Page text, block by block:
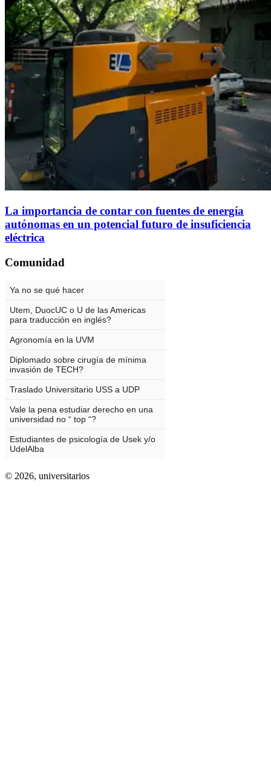
La importancia de contar con fuentes de energía
autónomas en un potencial futuro de insuficiencia
eléctrica
Comunidad
© 2026, universitarios